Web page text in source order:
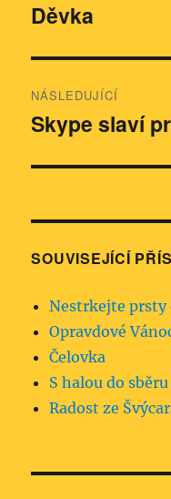
pro
Předchozí
Děvka
NÁSLEDUJÍCÍ
Následující
Skype slaví
SOUVISEJÍCÍ
Nestrkejte prsty
Opravdové
Čelovka
S halou do sběru
Radost ze